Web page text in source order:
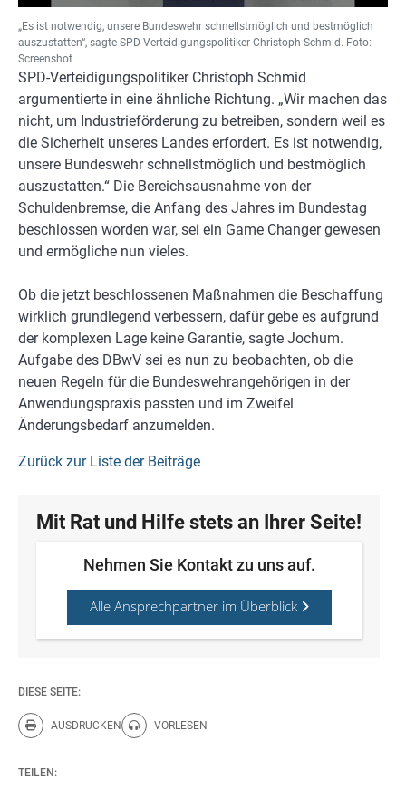
„Es ist notwendig, unsere Bundeswehr schnellstmöglich und bestmöglich
auszustatten“, sagte SPD-Verteidigungspolitiker Christoph Schmid. Foto:
Screenshot
SPD-Verteidigungspolitiker Christoph Schmid
argumentierte in eine ähnliche Richtung. „Wir machen das
nicht, um Industrieförderung zu betreiben, sondern weil es
die Sicherheit unseres Landes erfordert. Es ist notwendig,
unsere Bundeswehr schnellstmöglich und bestmöglich
auszustatten.“ Die Bereichsausnahme von der
Schuldenbremse, die Anfang des Jahres im Bundestag
beschlossen worden war, sei ein Game Changer gewesen
und ermögliche nun vieles.
Ob die jetzt beschlossenen Maßnahmen die Beschaffung
wirklich grundlegend verbessern, dafür gebe es aufgrund
der komplexen Lage keine Garantie, sagte Jochum.
Aufgabe des DBwV sei es nun zu beobachten, ob die
neuen Regeln für die Bundeswehrangehörigen in der
Anwendungspraxis passten und im Zweifel
Änderungsbedarf anzumelden.
Zurück zur Liste der Beiträge
Mit Rat und Hilfe stets an Ihrer Seite!
Nehmen Sie Kontakt zu uns auf.
Alle Ansprechpartner im Überblick
DIESE SEITE:
AUSDRUCKEN
Diese Seite drucken.
VORLESEN
Diese Seite vorlesen.
TEILEN: